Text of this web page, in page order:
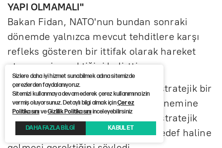
YAPI OLMAMALI"
Bakan Fidan, NATO'nun bundan sonraki
dönemde yalnızca mevcut tehditlere karşı
refleks gösteren bir ittifak olarak hareket
etmemesi gerektiğini belirtti.
İttifakın uzun vadeli, kapsamlı ve stratejik bir
güvenlik anlayışı geliştirmesinin önemine
işaret eden Fidan, yeni dönemde stratejik
kapasite oluşturmanın öncelikli hedef haline
Sizlere daha iyi hizmet sunabilmek adına sitemizde
çerezlerden faydalanıyoruz.
Sitemizi kullanmaya devam ederek çerez kullanımına izin
vermiş oluyorsunuz. Detaylı bilgi almak içinÇerez
PolitikasınıveGizlilik Politikasınıinceleyebilirsiniz
DAHA FAZLA BİLGİ KABUL ET